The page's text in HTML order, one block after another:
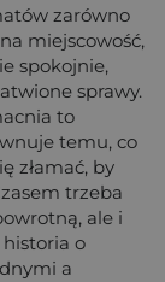
zarówno
miejscowość,
spokojnie,
sprawy.
to
temu, co
złamać, by
trzeba
ale i
o
a